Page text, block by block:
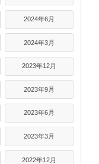
2024年6月
2024年3月
2023年12月
2023年9月
2023年6月
2023年3月
2022年12月